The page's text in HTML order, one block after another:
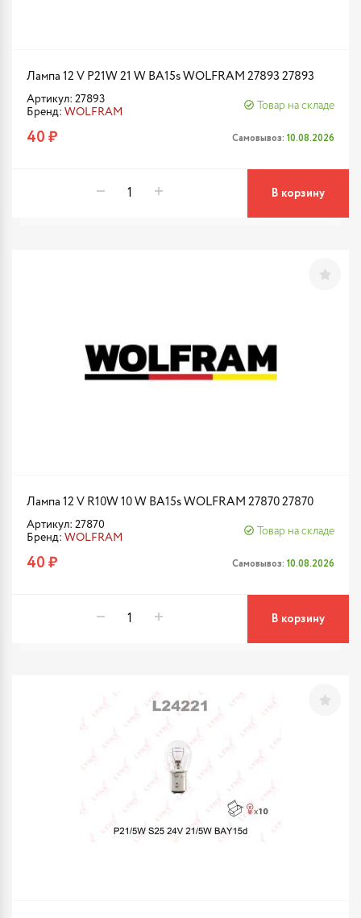
Лампа 12 V P21W 21 W BA15s WOLFRAM 27893 27893
Артикул: 27893
Бренд: WOLFRAM
Товар на складе
40 ₽ Самовывоз: 10.08.2026
В корзину
Лампа 12 V R10W 10 W BA15s WOLFRAM 27870 27870
Артикул: 27870
Бренд: WOLFRAM
Товар на складе
40 ₽ Самовывоз: 10.08.2026
В корзину